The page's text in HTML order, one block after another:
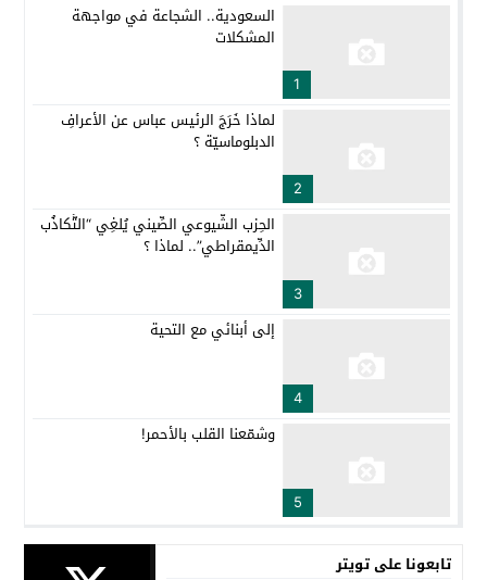
1
السعودية.. الشجاعة في مواجهة
المشكلات
2
لماذا خَرَجَ الرئيس عباس عن الأعرافِ
الدبلوماسيّة ؟
3
الحِزب الشُّيوعي الصِّيني يُلغِي “التَّكاذُب
الدِّيمقراطي”.. لماذا ؟
4
إلى أبنائي مع التحية
5
وشمّعنا القلب بالأحمر!
تابعونا على تويتر